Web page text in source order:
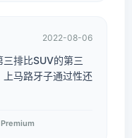
2022-08-06
排比SUV的第三
马路牙子通过性还